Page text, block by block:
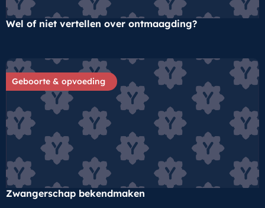
Wel of niet vertellen over ontmaagding?
Geboorte & opvoeding
Zwangerschap bekendmaken